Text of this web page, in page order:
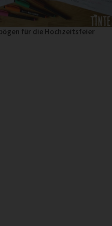
für die Hochzeitsfeier